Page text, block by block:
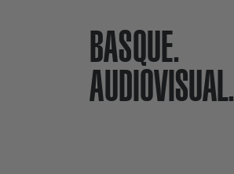
BASQUE.
AUDIOVISUAL.